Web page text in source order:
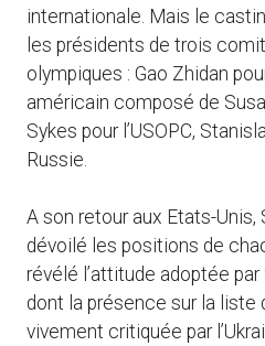
internationale. Mais le
les présidents de trois
olympiques : Gao Zhidan
américain composé de
Sykes pour l’USOPC,
Russie.
A son retour aux Etats-Unis,
dévoilé les positions de
révélé l’attitude adoptée
dont la présence sur la liste
vivement critiquée par